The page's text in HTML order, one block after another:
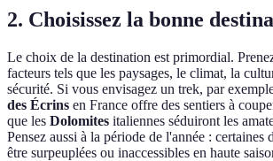
2. Choisissez la bonne
Le choix de la destination est primordial.
facteurs tels que les paysages, le climat, la
sécurité. Si vous envisagez un trek, par
des Écrins en France offre des sentiers à
que les Dolomites italiennes séduiront les
Pensez aussi à la période de l'année : certaines
être surpeuplées ou inaccessibles en haute